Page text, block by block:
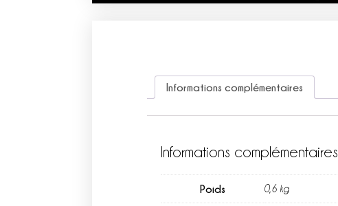
Informations complémentaires
Informations complémentaires
Poids 0,6 kg